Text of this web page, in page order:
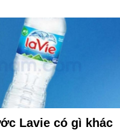
Lavie có gì khác